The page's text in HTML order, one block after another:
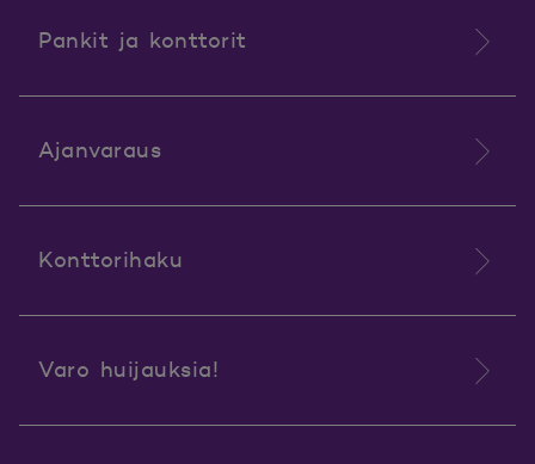
Pankit ja konttorit
Ajanvaraus
Konttorihaku
Varo huijauksia!